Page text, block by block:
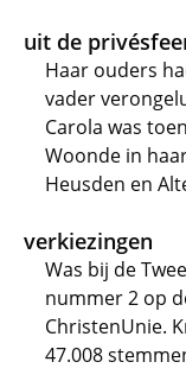
uit de
Haar ouders
vader
Carola was
Woonde in
Heusden en
verkiezingen
Was bij de
nummer 2 op
ChristenUnie.
47.008